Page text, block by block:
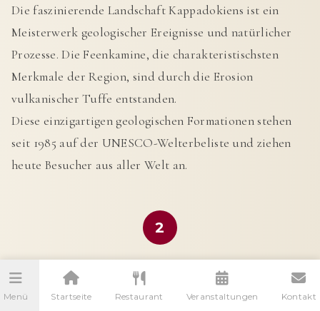
Menü Startseite Restaurant Veranstaltungen Kontakt
Die faszinierende Landschaft Kappadokiens ist ein
Meisterwerk geologischer Ereignisse und natürlicher
Prozesse. Die Feenkamine, die charakteristischsten
Merkmale der Region, sind durch die Erosion
vulkanischer Tuffe entstanden.
Diese einzigartigen geologischen Formationen stehen
seit 1985 auf der UNESCO-Welterbeliste und ziehen
heute Besucher aus aller Welt an.
2